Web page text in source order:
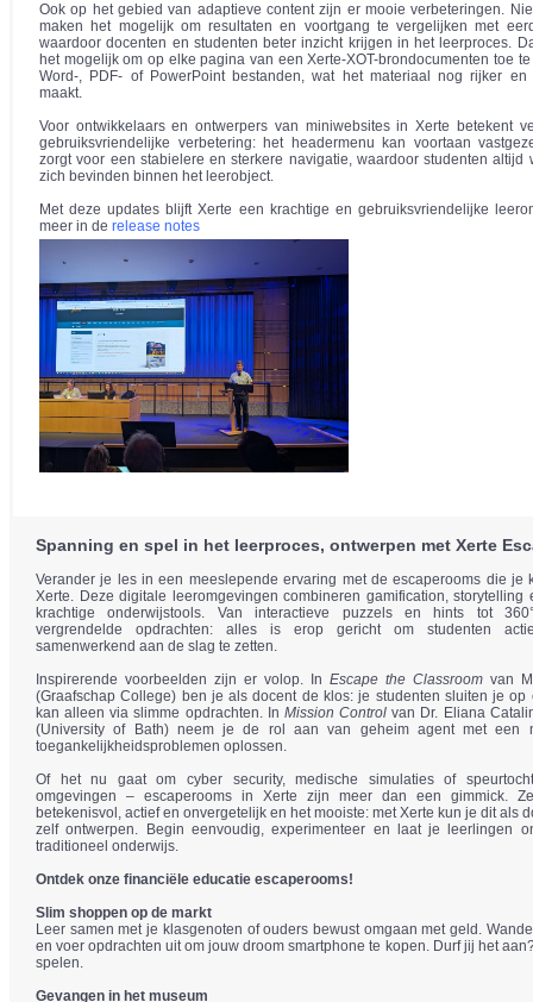
Ook op het gebied van adaptieve content zijn er mooie verbeteringen.
maken het mogelijk om resultaten en voortgang te vergelijken met
waardoor docenten en studenten beter inzicht krijgen in het leerproces.
het mogelijk om op elke pagina van een Xerte-XOT-brondocumenten toe
Word-, PDF- of PowerPoint bestanden, wat het materiaal nog rijker en
maakt.
Voor ontwikkelaars en ontwerpers van miniwebsites in Xerte betekent
gebruiksvriendelijke verbetering: het headermenu kan voortaan
zorgt voor een stabielere en sterkere navigatie, waardoor studenten altijd
zich bevinden binnen het leerobject.
Met deze updates blijft Xerte een krachtige en gebruiksvriendelijke
meer in de release notes
Spanning en spel in het leerproces, ontwerpen met Xerte
Verander je les in een meeslepende ervaring met de escaperooms die je
Xerte. Deze digitale leeromgevingen combineren gamification, storytelling
krachtige onderwijstools. Van interactieve puzzels en hints tot
vergrendelde opdrachten: alles is erop gericht om studenten
samenwerkend aan de slag te zetten.
Inspirerende voorbeelden zijn er volop. In Escape the Classroom van
(Graafschap College) ben je als docent de klos: je studenten sluiten je op
kan alleen via slimme opdrachten. In Mission Control van Dr. Eliana
(University of Bath) neem je de rol aan van geheim agent met een
toegankelijkheidsproblemen oplossen.
Of het nu gaat om cyber security, medische simulaties of
omgevingen – escaperooms in Xerte zijn meer dan een gimmick.
betekenisvol, actief en onvergetelijk en het mooiste: met Xerte kun je dit als
zelf ontwerpen. Begin eenvoudig, experimenteer en laat je leerlingen
traditioneel onderwijs.
Ontdek onze financiële educatie escaperooms!
Slim shoppen op de markt
Leer samen met je klasgenoten of ouders bewust omgaan met geld.
en voer opdrachten uit om jouw droom smartphone te kopen. Durf jij het
spelen.
Gevangen in het museum